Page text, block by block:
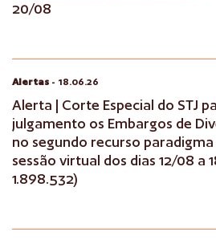
20/08
Alertas - 18.06.26
Alerta | Corte Especial do STJ
julgamento os Embargos de
no segundo recurso paradigma
sessão virtual dos dias 12/08 a
1.898.532)